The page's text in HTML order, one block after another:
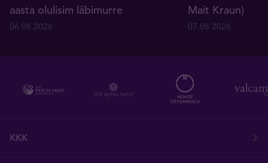
aasta olulisim läbimurre
06.08.2026
Mait Kraun)
07.08.2026
KKK